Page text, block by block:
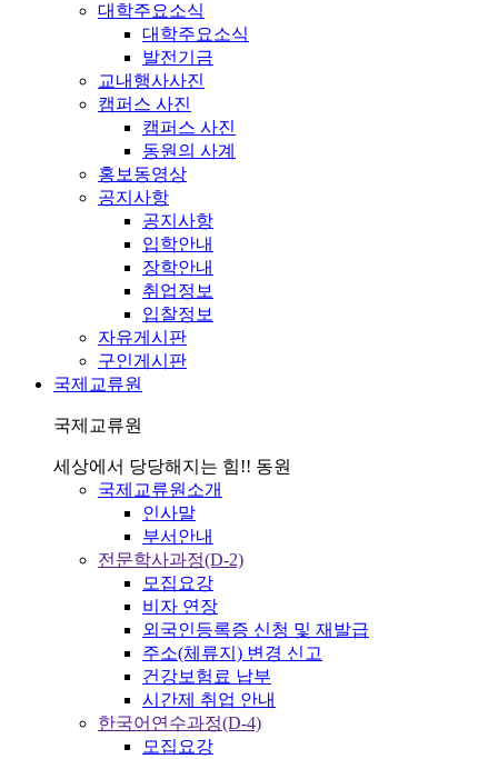
대학주요소식
대학주요소식
발전기금
교내행사사진
캠퍼스 사진
캠퍼스 사진
동원의 사계
홍보동영상
공지사항
공지사항
입학안내
장학안내
취업정보
입찰정보
자유게시판
구인게시판
국제교류원
국제교류원
세상에서 당당해지는 힘!! 동원
국제교류원소개
인사말
부서안내
전문학사과정(D-2)
모집요강
비자 연장
외국인등록증 신청 및 재발급
주소(체류지) 변경 신고
건강보험료 납부
시간제 취업 안내
한국어연수과정(D-4)
모집요강